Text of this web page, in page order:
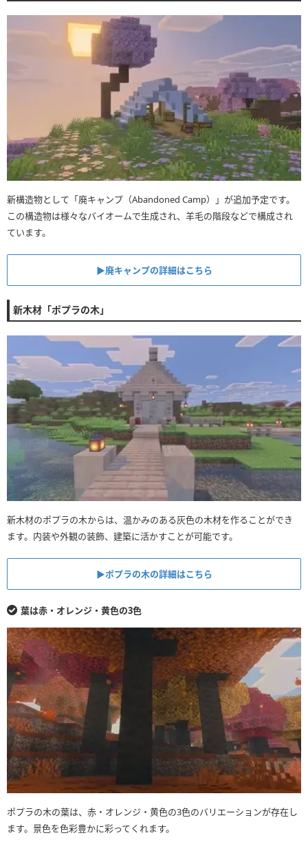
新構造物として「廃キャンプ（Abandoned Camp）」が追加予定です。
この構造物は様々なバイオームで生成され、羊毛の階段などで構成され
ています。
▶︎廃キャンプの詳細はこちら
新木材「ポプラの木」
新木材のポプラの木からは、温かみのある灰色の木材を作ることができ
ます。内装や外観の装飾、建築に活かすことが可能です。
▶︎ポプラの木の詳細はこちら
葉は赤・オレンジ・黄色の3色
ポプラの木の葉は、赤・オレンジ・黄色の3色のバリエーションが存在し
ます。景色を色彩豊かに彩ってくれます。